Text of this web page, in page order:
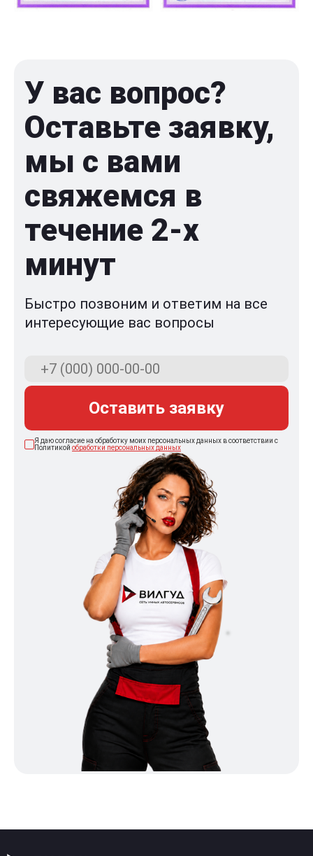
У вас вопрос?
Оставьте заявку,
мы с вами
свяжемся в
течение 2-x
минут
Быстро позвоним и ответим на все
интересующие вас вопросы
Оставить заявку
Я даю согласие на обработку моих персональных данных в соответствии с
Политикой обработки персональных данных